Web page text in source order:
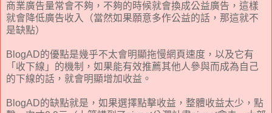
商業廣告量常會不夠，不夠的時候就會換成公益廣告，這樣
就會降低廣告收入（當然如果願意多作公益的話，那這就不
是缺點）
BlogAD的優點是幾乎不太會明顯拖慢網頁速度，以及它有
「收下線」的機制，如果能有效推薦其他人參與而成為自己
的下線的話，就會明顯增加收益。
BlogAD的缺點就是，如果選擇點擊收益，整體收益太少，點